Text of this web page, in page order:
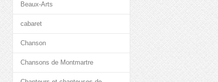
Beaux-Arts
cabaret
Chanson
Chansons de Montmartre